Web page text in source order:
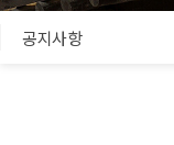
공지사항